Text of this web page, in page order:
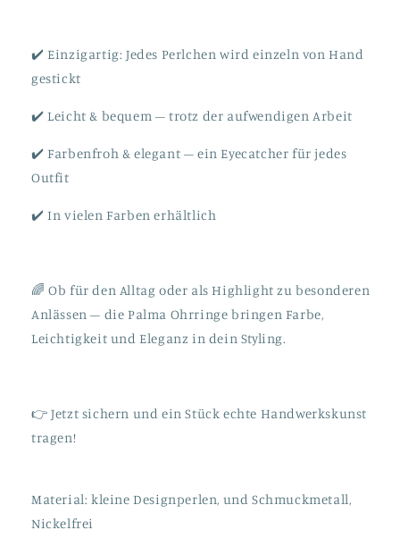
✔️ Einzigartig: Jedes Perlchen wird einzeln von Hand
gestickt
✔️ Leicht & bequem – trotz der aufwendigen Arbeit
✔️ Farbenfroh & elegant – ein Eyecatcher für jedes
Outfit
✔️ In vielen Farben erhältlich
🌈 Ob für den Alltag oder als Highlight zu besonderen
Anlässen – die Palma Ohrringe bringen Farbe,
Leichtigkeit und Eleganz in dein Styling.
👉 Jetzt sichern und ein Stück echte Handwerkskunst
tragen!
Material: kleine Designperlen, und Schmuckmetall,
Nickelfrei